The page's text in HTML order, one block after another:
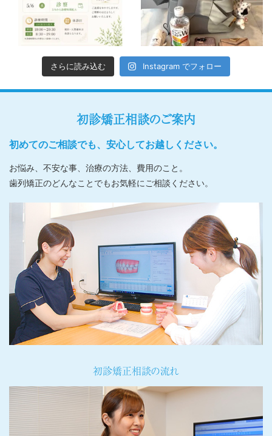
さらに読み込む Instagram でフォロー
初診矯正相談のご案内
初めてのご相談でも、安心してお越しください。
お悩み、不安な事、治療の方法、費用のこと。
歯列矯正のどんなことでもお気軽にご相談ください。
初診矯正相談の流れ